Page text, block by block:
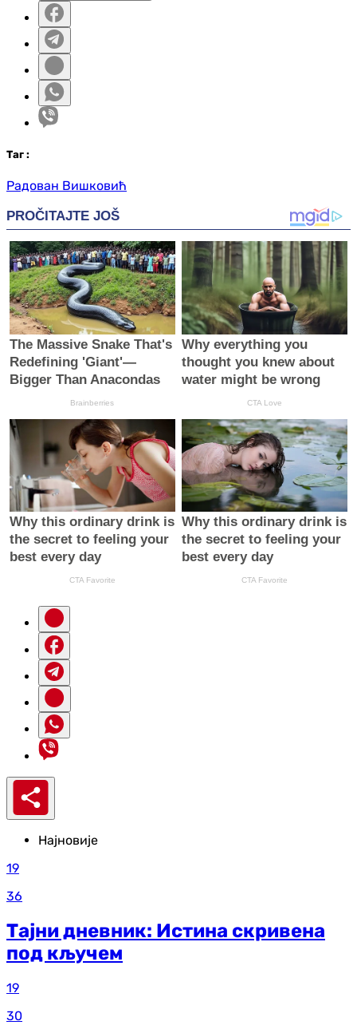
Таг :
Радован Вишковић
Најновије
19
36
Тајни дневник: Истина скривена
под кључем
19
30